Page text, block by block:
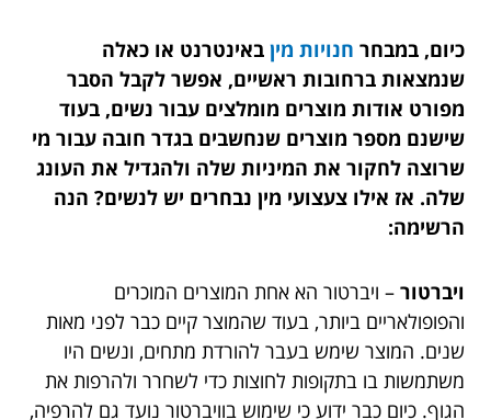
כיום, במבחר חנויות מין באינטרנט או כאלה
שנמצאות ברחובות ראשיים, אפשר לקבל הסבר
מפורט אודות מוצרים מומלצים עבור נשים, בעוד
שישנם מספר מוצרים שנחשבים בגדר חובה עבור מי
שרוצה לחקור את המיניות שלה ולהגדיל את העונג
שלה. אז אילו צעצועי מין נבחרים יש לנשים? הנה
הרשימה:
ויברטור – ויברטור הא אחת המוצרים המוכרים
והפופולאריים ביותר, בעוד שהמוצר קיים כבר לפני מאות
שנים. המוצר שימש בעבר להורדת מתחים, ונשים היו
משתמשות בו בתקופות לחוצות כדי לשחרר ולהרפות את
הגוף. כיום כבר ידוע כי שימוש בוויברטור נועד גם להרפיה,